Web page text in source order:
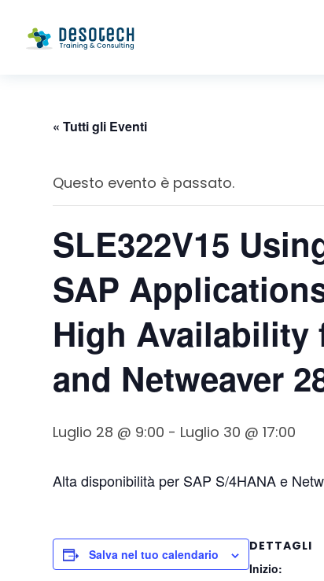
« Tutti gli Eventi
Questo evento è passato.
SLE322V15
SAP
High Availability
and Netweaver
Luglio 28 @ 9:00 - Luglio 30 @ 17:00
Alta disponibilità per SAP S/4HANA e
Salva nel tuo calendario
DETTAGLI
Inizio: